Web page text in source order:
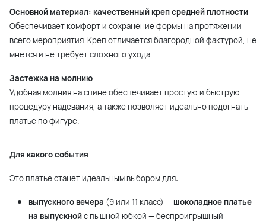
Основной материал: качественный креп средней плотности
Обеспечивает комфорт и сохранение формы на протяжении
всего мероприятия. Креп отличается благородной фактурой, не
мнется и не требует сложного ухода.
Застежка на молнию
Удобная молния на спине обеспечивает простую и быструю
процедуру надевания, а также позволяет идеально подогнать
платье по фигуре.
Для какого события
Это платье станет идеальным выбором для:
выпускного вечера (9 или 11 класс) — шоколадное платье
на выпускнойс пышной юбкой — беспроигрышный